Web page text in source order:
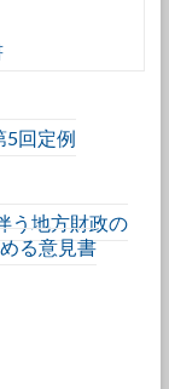
5回定例
う地方財政の
る意見書